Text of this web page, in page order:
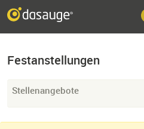
Festanstellungen
Stellenangebote